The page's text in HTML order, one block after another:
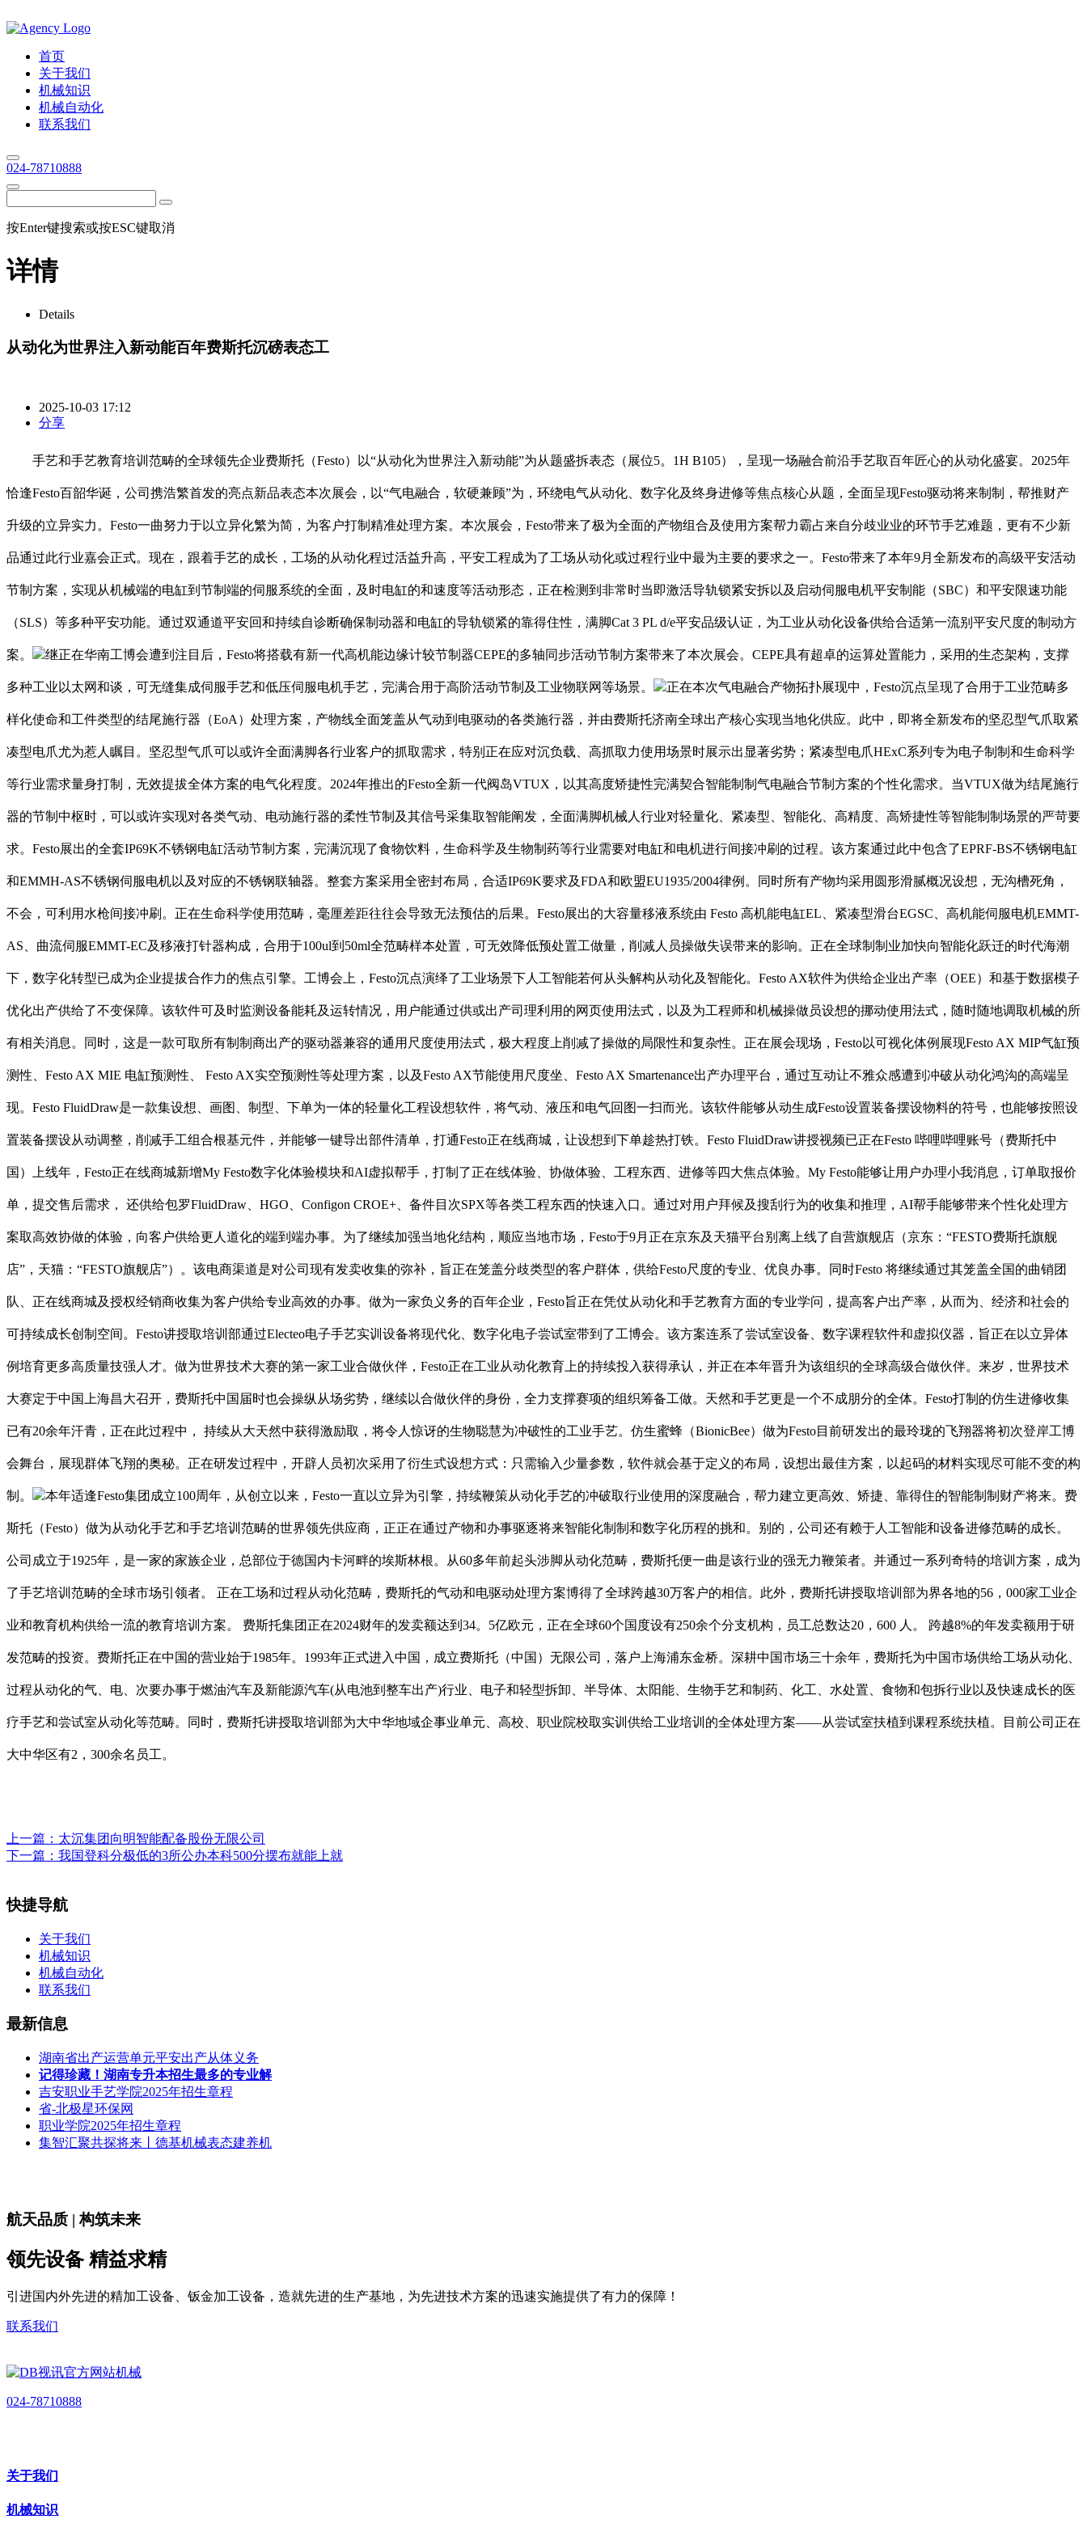
首页
关于我们
机械知识
机械自动化
联系我们
024-78710888
按Enter键搜索或按ESC键取消
详情
Details
从动化为世界注入新动能百年费斯托沉磅表态工
2025-10-03 17:12
分享
手艺和手艺教育培训范畴的全球领先企业费斯托（Festo）以“从动化为世界注入新动能”为从题盛拆表态（展位5。1H B105），呈现一场融合前沿手艺取百年匠心的从动化盛宴。2025年
恰逢Festo百韶华诞，公司携浩繁首发的亮点新品表态本次展会，以“气电融合，软硬兼顾”为，环绕电气从动化、数字化及终身进修等焦点核心从题，全面呈现Festo驱动将来制制，帮推财产
升级的立异实力。Festo一曲努力于以立异化繁为简，为客户打制精准处理方案。本次展会，Festo带来了极为全面的产物组合及使用方案帮力霸占来自分歧业业的环节手艺难题，更有不少新
品通过此行业嘉会正式。现在，跟着手艺的成长，工场的从动化程过活益升高，平安工程成为了工场从动化或过程行业中最为主要的要求之一。Festo带来了本年9月全新发布的高级平安活动
节制方案，实现从机械端的电缸到节制端的伺服系统的全面，及时电缸的和速度等活动形态，正在检测到非常时当即激活导轨锁紧安拆以及启动伺服电机平安制能（SBC）和平安限速功能
（SLS）等多种平安功能。通过双通道平安回和持续自诊断确保制动器和电缸的导轨锁紧的靠得住性，满脚Cat 3 PL d/e平安品级认证，为工业从动化设备供给合适第一流别平安尺度的制动方
案。 继正在华南工博会遭到注目后，Festo将搭载有新一代高机能边缘计较节制器CEPE的多轴同步活动节制方案带来了本次展会。CEPE具有超卓的运算处置能力，采用的生态架构，支撑
多种工业以太网和谈，可无缝集成伺服手艺和低压伺服电机手艺，完满合用于高阶活动节制及工业物联网等场景。 正在本次气电融合产物拓扑展现中，Festo沉点呈现了合用于工业范畴多
样化使命和工件类型的结尾施行器（EoA）处理方案，产物线全面笼盖从气动到电驱动的各类施行器，并由费斯托济南全球出产核心实现当地化供应。此中，即将全新发布的坚忍型气爪取紧
凑型电爪尤为惹人瞩目。坚忍型气爪可以或许全面满脚各行业客户的抓取需求，特别正在应对沉负载、高抓取力使用场景时展示出显著劣势；紧凑型电爪HExC系列专为电子制制和生命科学
等行业需求量身打制，无效提拔全体方案的电气化程度。2024年推出的Festo全新一代阀岛VTUX，以其高度矫捷性完满契合智能制制气电融合节制方案的个性化需求。当VTUX做为结尾施行
器的节制中枢时，可以或许实现对各类气动、电动施行器的柔性节制及其信号采集取智能阐发，全面满脚机械人行业对轻量化、紧凑型、智能化、高精度、高矫捷性等智能制制场景的严苛要
求。Festo展出的全套IP69K不锈钢电缸活动节制方案，完满沉现了食物饮料，生命科学及生物制药等行业需要对电缸和电机进行间接冲刷的过程。该方案通过此中包含了EPRF-BS不锈钢电缸
和EMMH-AS不锈钢伺服电机以及对应的不锈钢联轴器。整套方案采用全密封布局，合适IP69K要求及FDA和欧盟EU1935/2004律例。同时所有产物均采用圆形滑腻概况设想，无沟槽死角，
不会，可利用水枪间接冲刷。正在生命科学使用范畴，毫厘差距往往会导致无法预估的后果。Festo展出的大容量移液系统由 Festo 高机能电缸EL、紧凑型滑台EGSC、高机能伺服电机EMMT-
AS、曲流伺服EMMT-EC及移液打针器构成，合用于100ul到50ml全范畴样本处置，可无效降低预处置工做量，削减人员操做失误带来的影响。正在全球制制业加快向智能化跃迁的时代海潮
下，数字化转型已成为企业提拔合作力的焦点引擎。工博会上，Festo沉点演绎了工业场景下人工智能若何从头解构从动化及智能化。Festo AX软件为供给企业出产率（OEE）和基于数据模子
优化出产供给了不变保障。该软件可及时监测设备能耗及运转情况，用户能通过供或出产司理利用的网页使用法式，以及为工程师和机械操做员设想的挪动使用法式，随时随地调取机械的所
有相关消息。同时，这是一款可取所有制制商出产的驱动器兼容的通用尺度使用法式，极大程度上削减了操做的局限性和复杂性。正在展会现场，Festo以可视化体例展现Festo AX MIP气缸预
测性、Festo AX MIE 电缸预测性、 Festo AX实空预测性等处理方案，以及Festo AX节能使用尺度坐、Festo AX Smartenance出产办理平台，通过互动让不雅众感遭到冲破从动化鸿沟的高端呈
现。Festo FluidDraw是一款集设想、画图、制型、下单为一体的轻量化工程设想软件，将气动、液压和电气回图一扫而光。该软件能够从动生成Festo设置装备摆设物料的符号，也能够按照设
置装备摆设从动调整，削减手工组合根基元件，并能够一键导出部件清单，打通Festo正在线商城，让设想到下单趁热打铁。Festo FluidDraw讲授视频已正在Festo 哔哩哔哩账号（费斯托中
国）上线年，Festo正在线商城新增My Festo数字化体验模块和AI虚拟帮手，打制了正在线体验、协做体验、工程东西、进修等四大焦点体验。My Festo能够让用户办理小我消息，订单取报价
单，提交售后需求， 还供给包罗FluidDraw、HGO、Configon CROE+、备件目次SPX等各类工程东西的快速入口。通过对用户拜候及搜刮行为的收集和推理，AI帮手能够带来个性化处理方
案取高效协做的体验，向客户供给更人道化的端到端办事。为了继续加强当地化结构，顺应当地市场，Festo于9月正在京东及天猫平台别离上线了自营旗舰店（京东：“FESTO费斯托旗舰
店”，天猫：“FESTO旗舰店”）。该电商渠道是对公司现有发卖收集的弥补，旨正在笼盖分歧类型的客户群体，供给Festo尺度的专业、优良办事。同时Festo 将继续通过其笼盖全国的曲销团
队、正在线商城及授权经销商收集为客户供给专业高效的办事。做为一家负义务的百年企业，Festo旨正在凭仗从动化和手艺教育方面的专业学问，提高客户出产率，从而为、经济和社会的
可持续成长创制空间。Festo讲授取培训部通过Electeo电子手艺实训设备将现代化、数字化电子尝试室带到了工博会。该方案连系了尝试室设备、数字课程软件和虚拟仪器，旨正在以立异体
例培育更多高质量技强人才。做为世界技术大赛的第一家工业合做伙伴，Festo正在工业从动化教育上的持续投入获得承认，并正在本年晋升为该组织的全球高级合做伙伴。来岁，世界技术
大赛定于中国上海昌大召开，费斯托中国届时也会操纵从场劣势，继续以合做伙伴的身份，全力支撑赛项的组织筹备工做。天然和手艺更是一个不成朋分的全体。Festo打制的仿生进修收集
已有20余年汗青，正在此过程中， 持续从大天然中获得激励取，将令人惊讶的生物聪慧为冲破性的工业手艺。仿生蜜蜂（BionicBee）做为Festo目前研发出的最玲珑的飞翔器将初次登岸工博
会舞台，展现群体飞翔的奥秘。正在研发过程中，开辟人员初次采用了衍生式设想方式：只需输入少量参数，软件就会基于定义的布局，设想出最佳方案，以起码的材料实现尽可能不变的构
制。 本年适逢Festo集团成立100周年，从创立以来，Festo一直以立异为引擎，持续鞭策从动化手艺的冲破取行业使用的深度融合，帮力建立更高效、矫捷、靠得住的智能制制财产将来。费
斯托（Festo）做为从动化手艺和手艺培训范畴的世界领先供应商，正正在通过产物和办事驱逐将来智能化制制和数字化历程的挑和。别的，公司还有赖于人工智能和设备进修范畴的成长。
公司成立于1925年，是一家的家族企业，总部位于德国内卡河畔的埃斯林根。从60多年前起头涉脚从动化范畴，费斯托便一曲是该行业的强无力鞭策者。并通过一系列奇特的培训方案，成为
了手艺培训范畴的全球市场引领者。 正在工场和过程从动化范畴，费斯托的气动和电驱动处理方案博得了全球跨越30万客户的相信。此外，费斯托讲授取培训部为界各地的56，000家工业企
业和教育机构供给一流的教育培训方案。 费斯托集团正在2024财年的发卖额达到34。5亿欧元，正在全球60个国度设有250余个分支机构，员工总数达20，600 人。 跨越8%的年发卖额用于研
发范畴的投资。费斯托正在中国的营业始于1985年。1993年正式进入中国，成立费斯托（中国）无限公司，落户上海浦东金桥。深耕中国市场三十余年，费斯托为中国市场供给工场从动化、
过程从动化的气、电、次要办事于燃油汽车及新能源汽车(从电池到整车出产)行业、电子和轻型拆卸、半导体、太阳能、生物手艺和制药、化工、水处置、食物和包拆行业以及快速成长的医
疗手艺和尝试室从动化等范畴。同时，费斯托讲授取培训部为大中华地域企事业单元、高校、职业院校取实训供给工业培训的全体处理方案——从尝试室扶植到课程系统扶植。目前公司正在
大中华区有2，300余名员工。
上一篇： 太沉集团向明智能配备股份无限公司
下一篇： 我国登科分极低的3所公办本科500分摆布就能上就
快捷导航
关于我们
机械知识
机械自动化
联系我们
最新信息
湖南省出产运营单元平安出产从体义务
记得珍藏！湖南专升本招生最多的专业解
吉安职业手艺学院2025年招生章程
省-北极星环保网
职业学院2025年招生章程
集智汇聚共探将来丨德基机械表态建养机
航天品质 | 构筑未来
领先设备 精益求精
引进国内外先进的精加工设备、钣金加工设备，造就先进的生产基地，为先进技术方案的迅速实施提供了有力的保障！
联系我们
024-78710888
关于我们
机械知识